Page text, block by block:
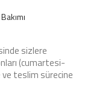
sizlere
(cumartesi-
teslim sürecine